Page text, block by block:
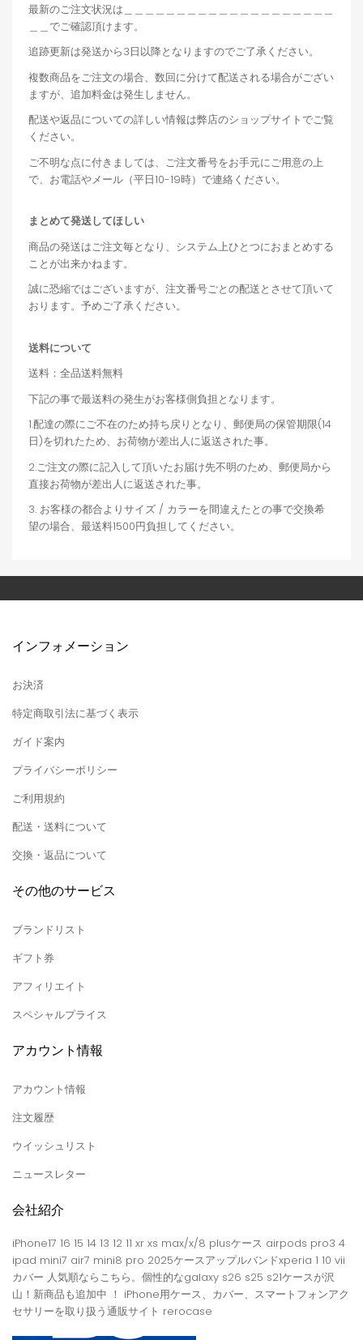
最新のご注文状況は＿＿＿＿＿＿＿＿＿＿＿＿＿＿＿＿＿＿＿＿
＿＿でご確認頂けます。
追跡更新は発送から3日以降となりますのでご了承ください。
複数商品をご注文の場合、数回に分けて配送される場合がござい
ますが、追加料金は発生しません。
配送や返品についての詳しい情報は弊店のショップサイトでご覧
ください。
ご不明な点に付きましては、ご注文番号をお手元にご用意の上
で、お電話やメール（平日10-19時）で連絡ください。
まとめて発送してほしい
商品の発送はご注文毎となり、システム上ひとつにおまとめする
ことが出来かねます。
誠に恐縮ではございますが、注文番号ごとの配送とさせて頂いて
おります。予めご了承ください。
送料について
送料：全品送料無料
下記の事で最送料の発生がお客様側負担となります。
1.配達の際にご不在のため持ち戻りとなり、郵便局の保管期限(14
日)を切れたため、お荷物が差出人に返送された事。
2.ご注文の際に記入して頂いたお届け先不明のため、郵便局から
直接お荷物が差出人に返送された事。
3. お客様の都合よりサイズ / カラーを間違えたとの事で交換希
望の場合、最送料1500円負担してください。
インフォメーション
お決済
特定商取引法に基づく表示
ガイド案内
プライバシーポリシー
ご利用規約
配送・送料について
交換・返品について
その他のサービス
ブランドリスト
ギフト券
アフィリエイト
スペシャルプライス
アカウント情報
アカウント情報
注文履歴
ウイッシュリスト
ニュースレター
会社紹介
iPhone17 16 15 14 13 12 11 xr xs max/x/8 plusケース airpods pro3 4
ipad mini7 air7 mini8 pro 2025ケースアップルバンドxperia 1 10 vii
カバー 人気順ならこちら。個性的なgalaxy s26 s25 s21ケースが沢
山！新商品も追加中 ！ iPhone用ケース、カバー、スマートフォンアク
セサリーを取り扱う通販サイト rerocase